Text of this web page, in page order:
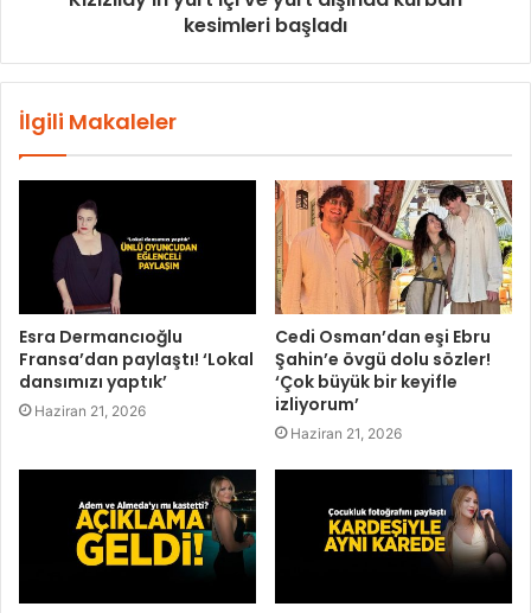
kesimleri başladı
İlgili Makaleler
Esra Dermancıoğlu
Fransa’dan paylaştı! ‘Lokal
dansımızı yaptık’
Haziran 21, 2026
Cedi Osman’dan eşi Ebru
Şahin’e övgü dolu sözler!
‘Çok büyük bir keyifle
izliyorum’
Haziran 21, 2026